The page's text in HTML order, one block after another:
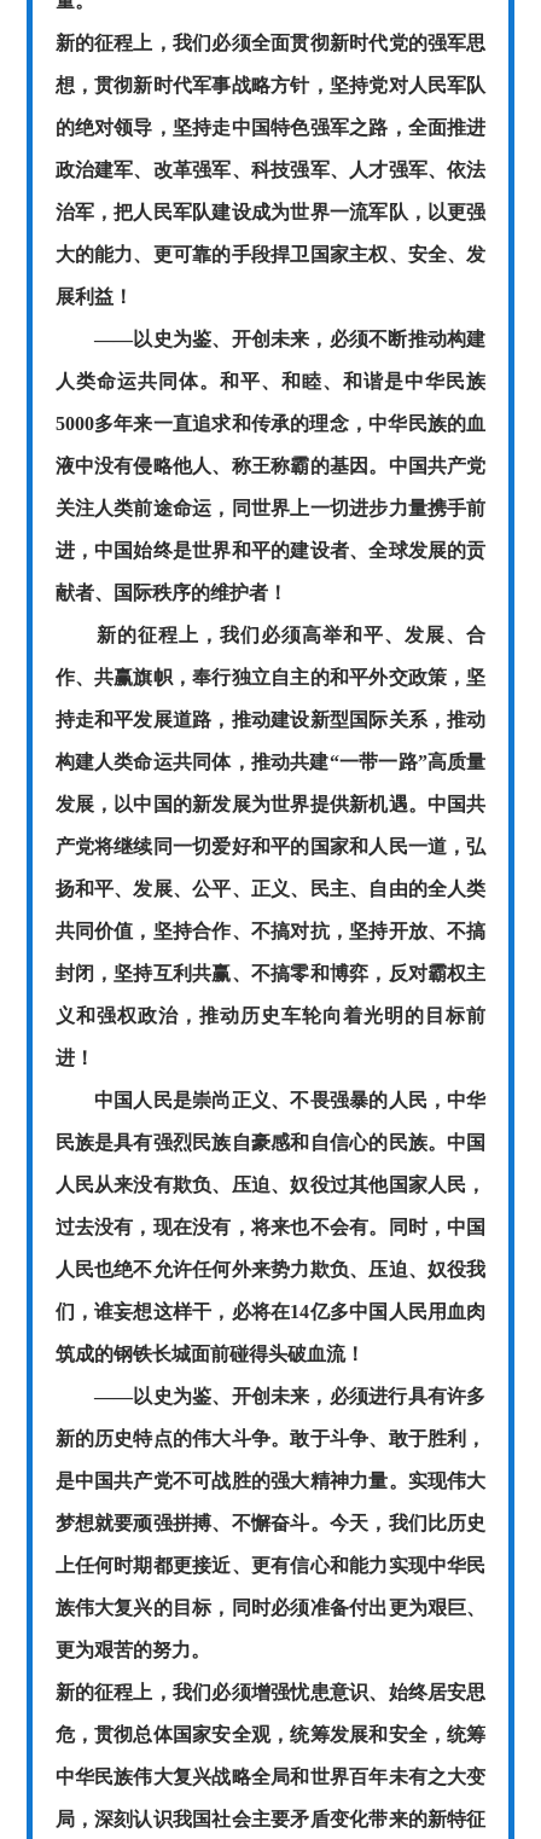
新的征程上，我们必须全面贯彻新时代党的强军思
想，贯彻新时代军事战略方针，坚持党对人民军队
的绝对领导，坚持走中国特色强军之路，全面推进
政治建军、改革强军、科技强军、人才强军、依法
治军，把人民军队建设成为世界一流军队，以更强
大的能力、更可靠的手段捍卫国家主权、安全、发
展利益！
——以史为鉴、开创未来，必须不断推动构建
人类命运共同体。和平、和睦、和谐是中华民族
5000多年来一直追求和传承的理念，中华民族的血
液中没有侵略他人、称王称霸的基因。中国共产党
关注人类前途命运，同世界上一切进步力量携手前
进，中国始终是世界和平的建设者、全球发展的贡
献者、国际秩序的维护者！
新的征程上，我们必须高举和平、发展、合
作、共赢旗帜，奉行独立自主的和平外交政策，坚
持走和平发展道路，推动建设新型国际关系，推动
构建人类命运共同体，推动共建“一带一路”高质量
发展，以中国的新发展为世界提供新机遇。中国共
产党将继续同一切爱好和平的国家和人民一道，弘
扬和平、发展、公平、正义、民主、自由的全人类
共同价值，坚持合作、不搞对抗，坚持开放、不搞
封闭，坚持互利共赢、不搞零和博弈，反对霸权主
义和强权政治，推动历史车轮向着光明的目标前
进！
中国人民是崇尚正义、不畏强暴的人民，中华
民族是具有强烈民族自豪感和自信心的民族。中国
人民从来没有欺负、压迫、奴役过其他国家人民，
过去没有，现在没有，将来也不会有。同时，中国
人民也绝不允许任何外来势力欺负、压迫、奴役我
们，谁妄想这样干，必将在14亿多中国人民用血肉
筑成的钢铁长城面前碰得头破血流！
——以史为鉴、开创未来，必须进行具有许多
新的历史特点的伟大斗争。敢于斗争、敢于胜利，
是中国共产党不可战胜的强大精神力量。实现伟大
梦想就要顽强拼搏、不懈奋斗。今天，我们比历史
上任何时期都更接近、更有信心和能力实现中华民
族伟大复兴的目标，同时必须准备付出更为艰巨、
更为艰苦的努力。
新的征程上，我们必须增强忧患意识、始终居安思
危，贯彻总体国家安全观，统筹发展和安全，统筹
中华民族伟大复兴战略全局和世界百年未有之大变
局，深刻认识我国社会主要矛盾变化带来的新特征